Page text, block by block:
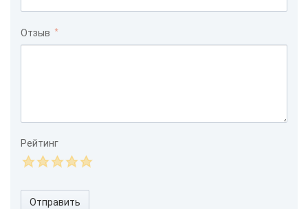
Отзыв
Рейтинг
Отправить